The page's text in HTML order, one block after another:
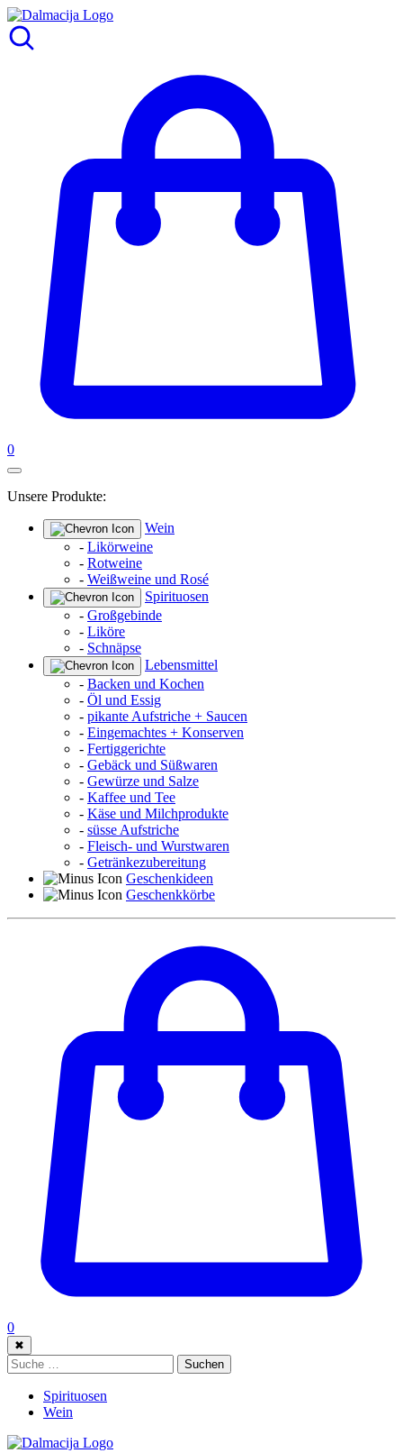
0
Unsere Produkte:
Wein
- Likörweine
- Rotweine
- Weißweine und Rosé
Spirituosen
- Großgebinde
- Liköre
- Schnäpse
Lebensmittel
- Backen und Kochen
- Öl und Essig
- pikante Aufstriche + Saucen
- Eingemachtes + Konserven
- Fertiggerichte
- Gebäck und Süßwaren
- Gewürze und Salze
- Kaffee und Tee
- Käse und Milchprodukte
- süsse Aufstriche
- Fleisch- und Wurstwaren
- Getränkezubereitung
Geschenkideen
Geschenkkörbe
0
✖
Suche: Suchen
Spirituosen
Wein